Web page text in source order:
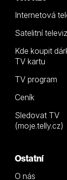
Internetová
Satelitní
Kde koupit
TV kartu
TV program
Ceník
Sledovat TV
(moje.telly.cz)
Ostatní
O nás